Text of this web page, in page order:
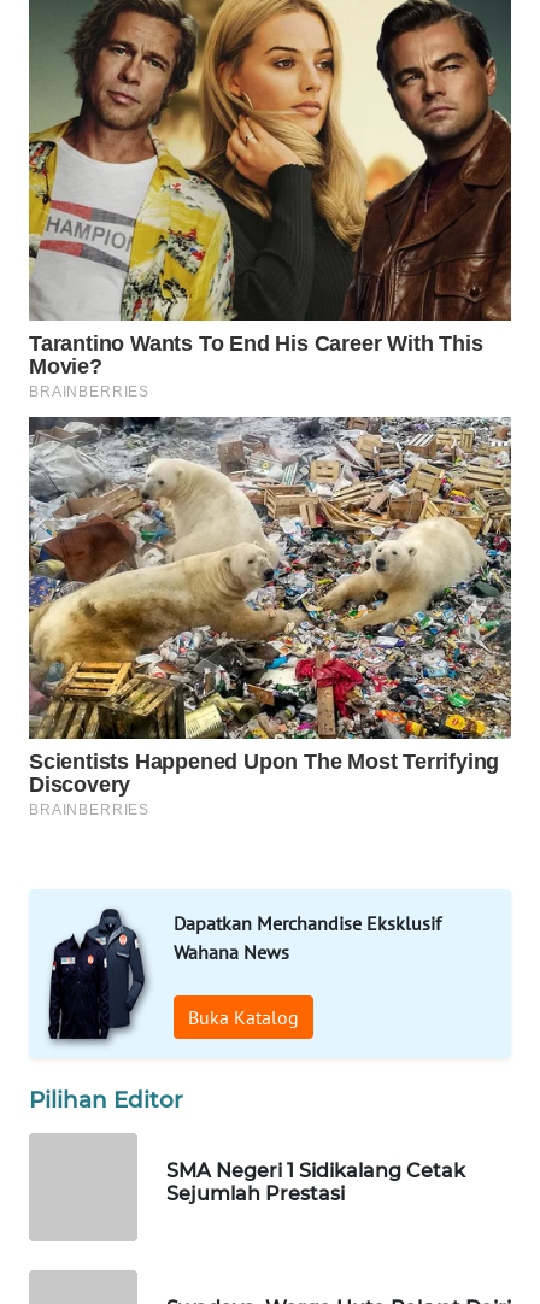
Dapatkan Merchandise Eksklusif
Wahana News
Buka Katalog
Pilihan Editor
SMA Negeri 1 Sidikalang Cetak
Sejumlah Prestasi
WAHANANEWS
ID
WAHANANEWS
CO ID
WAHANANEWS
NET
SPORT
WAHANA
UMKM
WAHANA
SELEB
WAHANA
PERSONA
WAHANA
OTOMOTIF
WAHANA
HEALTH
WISATA
LAPAK
WAHANA
Wahana
Network
KELISTRIKAN